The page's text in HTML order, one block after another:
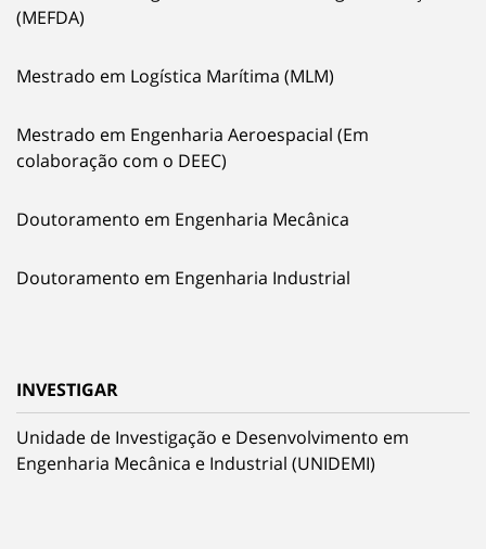
(MEFDA)
Mestrado em Logística Marítima (MLM)
Mestrado em Engenharia Aeroespacial (Em
colaboração com o DEEC)
Doutoramento em Engenharia Mecânica
Doutoramento em Engenharia Industrial
INVESTIGAR
Unidade de Investigação e Desenvolvimento em
Engenharia Mecânica e Industrial (UNIDEMI)